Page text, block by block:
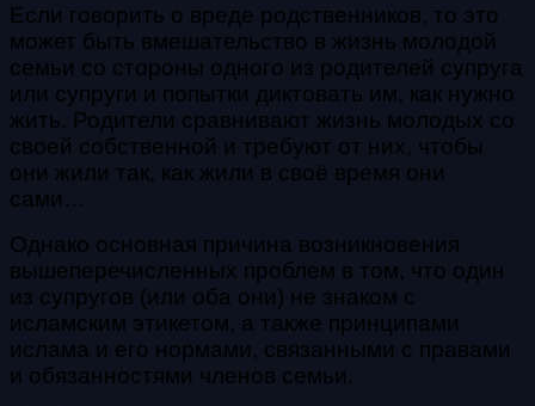
Если говорить о вреде родственников, то это
может быть вмешательство в жизнь молодой
семьи со стороны одного из родителей супруга
или супруги и попытки диктовать им, как нужно
жить. Родители сравнивают жизнь молодых со
своей собственной и требуют от них, чтобы
они жили так, как жили в своё время они
сами…
Однако основная причина возникновения
вышеперечисленных проблем в том, что один
из супругов (или оба они) не знаком с
исламским этикетом, а также принципами
ислама и его нормами, связанными с правами
и обязанностями членов семьи.